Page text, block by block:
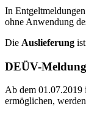
In
ohne Anwendung
Die Auslieferung
DEÜV-
Ab dem 01.07.2019
ermöglichen,